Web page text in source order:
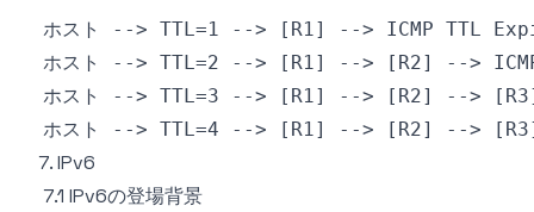
7. IPv6
7.1 IPv6の登場背景